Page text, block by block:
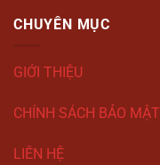
CHUYÊN MỤC
GIỚI THIỆU
CHÍNH SÁCH BẢO MẬT
LIÊN HỆ